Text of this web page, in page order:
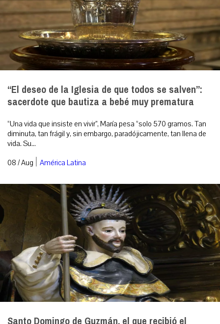
“El deseo de la Iglesia de que todos se salven”:
sacerdote que bautiza a bebé muy prematura
“Una vida que insiste en vivir”, María pesa “solo 570 gramos. Tan
diminuta, tan frágil y, sin embargo, paradójicamente, tan llena de
vida. Su...
08 / Aug | América Latina